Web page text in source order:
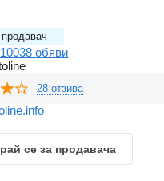
10038 обяви
28 отзива
се за продавача